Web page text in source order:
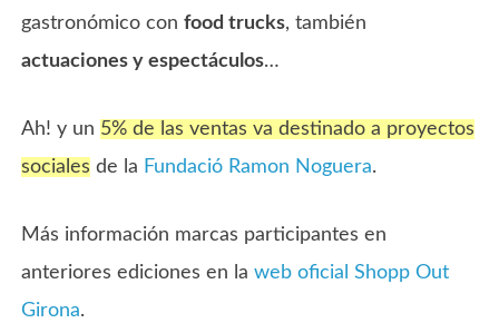
gastronómico confood trucks, también
actuaciones y espectáculos…
Ah! y un 5% de las ventas va destinado a proyectos
sociales de la Fundació Ramon Noguera.
Más información marcas participantes en
anteriores ediciones en laweb oficial Shopp Out
Girona.